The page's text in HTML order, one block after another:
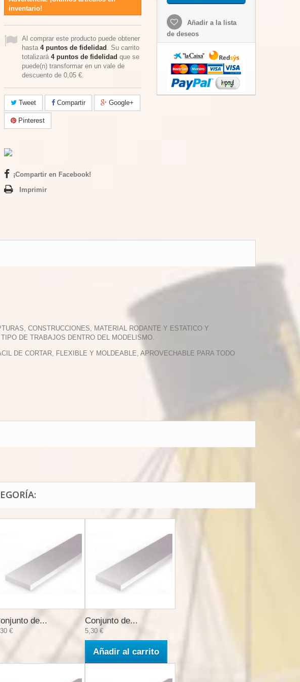
inventario!
Al comprar este producto puede obtener
hasta 4puntos de fidelidad . Su carrito
totalizará 4puntos de fidelidad que se
puede(n) transformar en un vale de
descuento de 0,05 €.
Tweet Compartir Google+
Pinterest
¡Compartir en Facebook!
Imprimir
Añadir a la lista
de deseos
CONSTRUCCIONES, MATERIAL RODANTE Y ESTATICO Y
DE TRABAJOS DENTRO DEL MODELISMO.
DE CORTAR, FLEXIBLE Y MOLDEABLE, APROVECHABLE PARA TODO
de...
€
Conjunto de...
5,30 €
Añadir al carrito